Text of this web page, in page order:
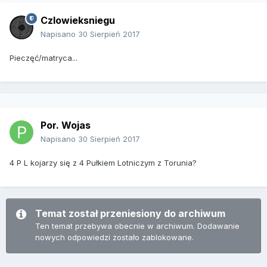
Czlowieksniegu
Napisano 30 Sierpień 2017
Pieczęć/matryca...
Por. Wojas
Napisano 30 Sierpień 2017
4 P L kojarzy się z 4 Pułkiem Lotniczym z Torunia?
Temat został przeniesiony do archiwum
Ten temat przebywa obecnie w archiwum. Dodawanie
nowych odpowiedzi zostało zablokowane.